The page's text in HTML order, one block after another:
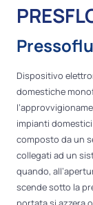
Dispositivo
domestiche
impianti domestici
composto da un
collegati ad un
quando,
scende sotto la